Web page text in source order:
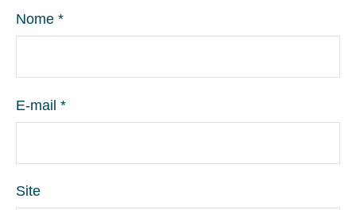
Nome *
E-mail *
Site